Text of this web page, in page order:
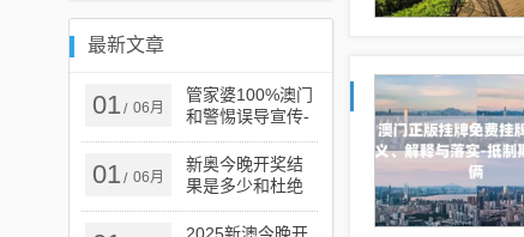
最新文章
01 / 06月
管家婆100%澳门
和警惕误导宣传-
创新释义、解释
与落实​
01 / 06月
新奥今晚开奖结
果是多少和杜绝
虚假的假宣传册,
强化释义、解释
2025新澳今晚开